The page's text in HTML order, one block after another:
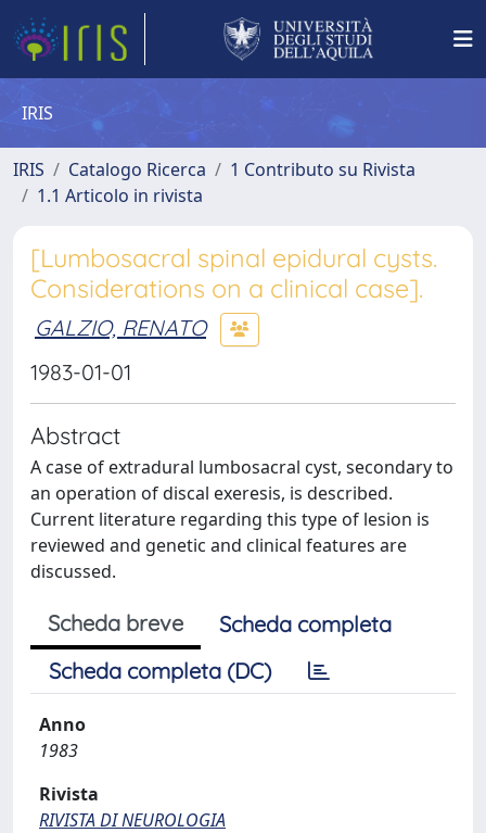
IRIS
IRIS Catalogo Ricerca
1 Contributo su Rivista
1.1 Articolo in rivista
[Lumbosacral spinal epidural cysts.
Considerations on a clinical case].
GALZIO, RENATO
1983-01-01
Abstract
A case of extradural lumbosacral cyst, secondary to
an operation of discal exeresis, is described.
Current literature regarding this type of lesion is
reviewed and genetic and clinical features are
discussed.
Scheda breve
Scheda completa
Scheda completa (DC)
Anno
1983
Rivista
RIVISTA DI NEUROLOGIA